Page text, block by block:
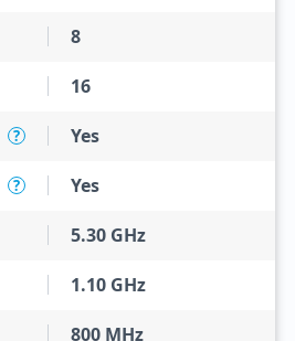
8
16
? Yes
? Yes
5.30 GHz
1.10 GHz
800 MHz